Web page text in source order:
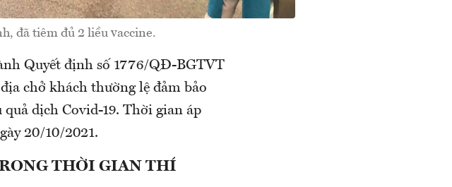
đã tiêm đủ 2 liều vaccine.
Quyết định số 1776/QĐ-BGTVT
chở khách thường lệ đảm bảo
dịch Covid-19. Thời gian áp
20/10/2021.
THỜI GIAN THÍ